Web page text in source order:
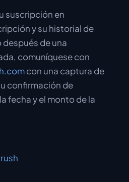
suscripción en
y su historial de
después de una
comuníquese con
con una captura de
confirmación de
fecha y el monto de la